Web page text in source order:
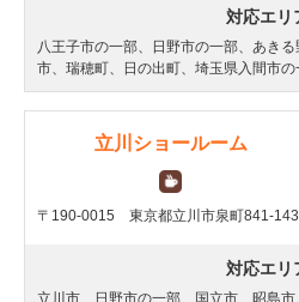
対応エリ
八王子市の一部、日野市の一部、あき
市、瑞穂町、日の出町、埼玉県入間市の
立川ショールーム
〒190-0015 東京都立川市泉町841-143
対応エリ